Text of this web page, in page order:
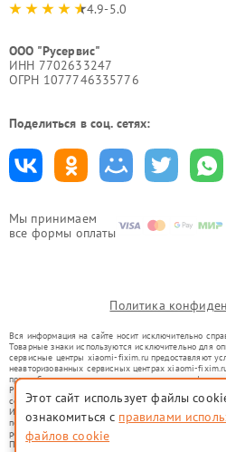
Мы принимаем
все формы оплаты
4.9-5.0
ООО "Русервис"
ИНН 7702633247
ОГРН 1077746335776
Поделиться в соц. сетях:
Политика
Вся информация на сайте носит исключительно
Товарные знаки используются исключительно для
сервисные центры xiaomi-fixim.ru предоставляют
неавторизованных сервисных центрах xiaomi-
правообладателями товарных знаков или их
Ремонт осуществляется для устройств, уже
со статьей 1487 ГК РФ.
Использование товарных знаков не преследует
потребителей в заблуждение, а служит для
ремонту техники указанных брендов.
Представленная на сайте информация не является
Этот сайт использует файлы
ознакомиться с правилами
файлов cookie